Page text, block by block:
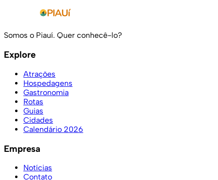
Somos o Piauí. Quer conhecê-lo?
Explore
Atrações
Hospedagens
Gastronomia
Rotas
Guias
Cidades
Calendário 2026
Empresa
Notícias
Contato